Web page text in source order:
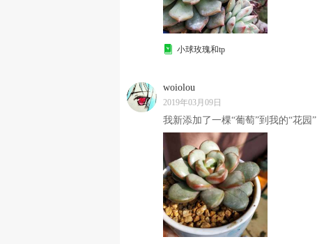
小球玫瑰和tp
woiolou
2019年03月09日
我新添加了一棵“葡萄”到我的“花园”